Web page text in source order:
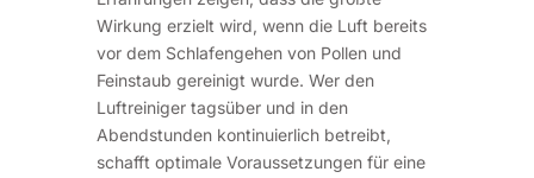
Wirkung erzielt wird, wenn die Luft bereits
vor dem Schlafengehen von Pollen und
Feinstaub gereinigt wurde. Wer den
Luftreiniger tagsüber und in den
Abendstunden kontinuierlich betreibt,
schafft optimale Voraussetzungen für eine